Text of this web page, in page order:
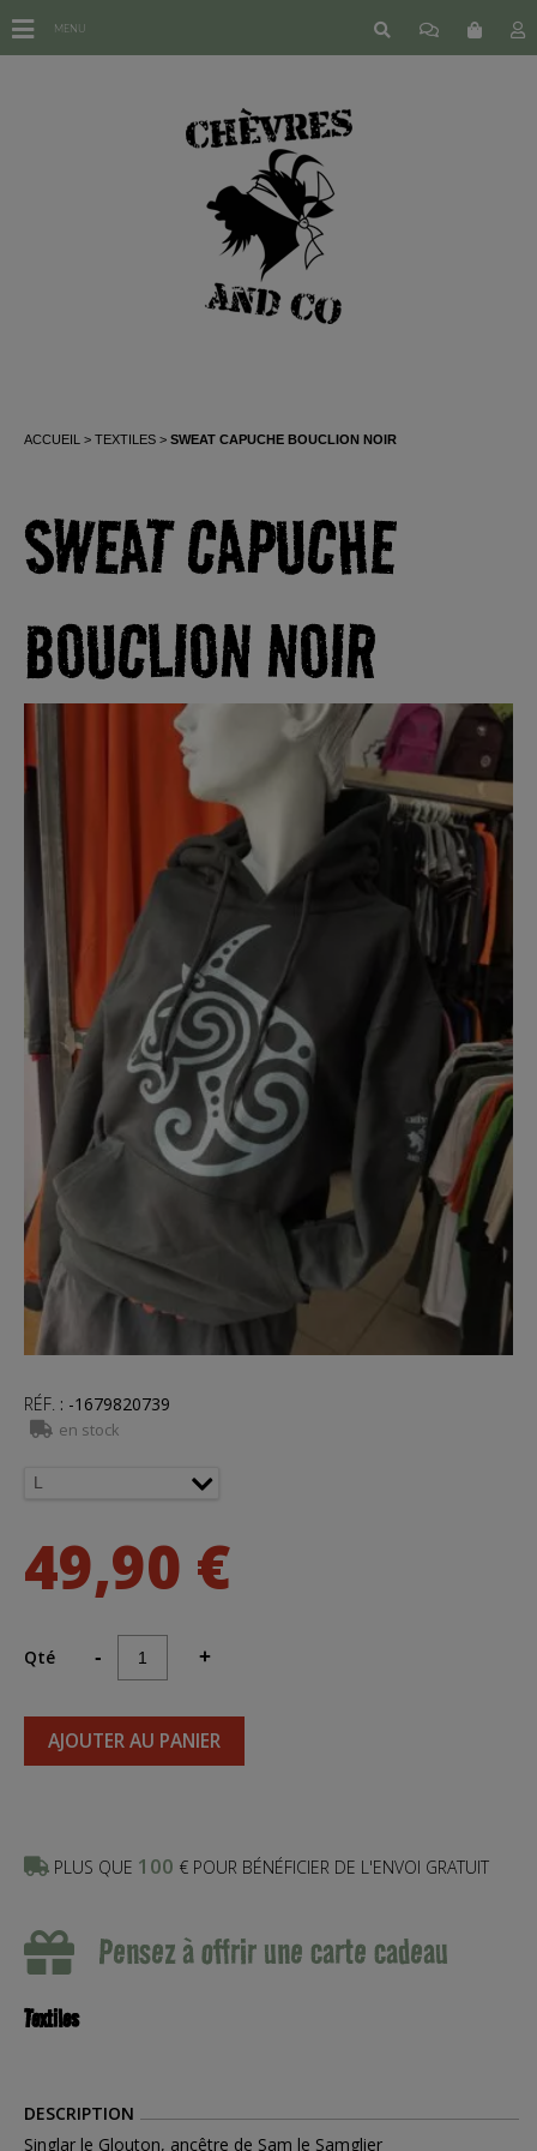
ACCUEIL TEXTILES SWEAT CAPUCHE BOUCLION NOIR
SWEAT CAPUCHE
BOUCLION NOIR
RÉF. : -1679820739
en stock
49,90 €
Qté - +
AJOUTER AU PANIER
PLUS QUE 100 € POUR BÉNÉFICIER DE L'ENVOI GRATUIT
Pensez à offrir une carte cadeau
Textiles
DESCRIPTION
Singlar le Glouton, ancêtre de Sam le Samglier
MENU